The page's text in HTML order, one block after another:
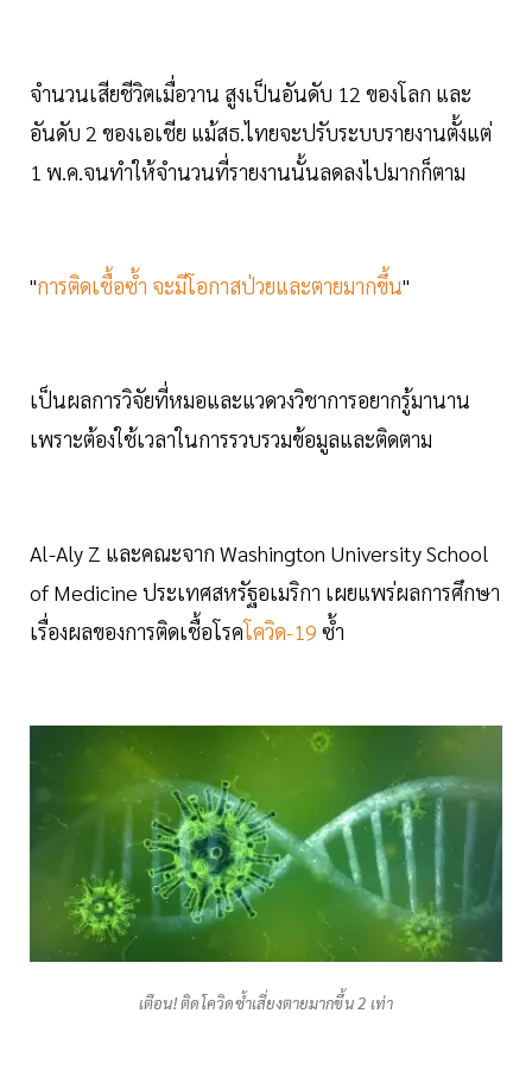
จำนวนเสียชีวิตเมื่อวาน สูงเป็นอันดับ 12 ของโลก และ
อันดับ 2 ของเอเชีย แม้สธ.ไทยจะปรับระบบรายงานตั้งแต่
1 พ.ค.จนทำให้จำนวนที่รายงานนั้นลดลงไปมากก็ตาม
"การติดเชื้อซ้ำ จะมีโอกาสป่วยและตายมากขึ้น"
เป็นผลการวิจัยที่หมอและแวดวงวิชาการอยากรู้มานาน
เพราะต้องใช้เวลาในการรวบรวมข้อมูลและติดตาม
Al-Aly Z และคณะจาก Washington University School
of Medicine ประเทศสหรัฐอเมริกา เผยแพร่ผลการศึกษา
เรื่องผลของการติดเชื้อโรคโควิด-19 ซ้ำ
เตือน! ติดโควิดซ้ำเสี่ยงตายมากขึ้น 2 เท่า